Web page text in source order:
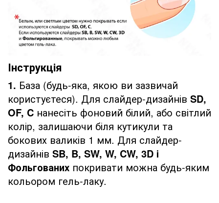
Інструкція
1. База (будь-яка, якою ви зазвичай
користуєтеся). Для слайдер-дизайнів SD,
OF, C нанесіть фоновий білий, або світлий
колір, залишаючи біля кутикули та
бокових валиків 1 мм. Для слайдер-
дизайнів SB, B, SW, W, CW, 3D і
Фольгованих покривати можна будь-яким
кольором гель-лаку.